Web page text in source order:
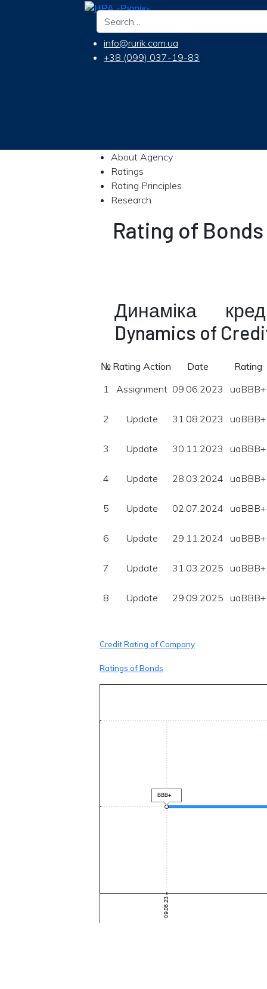
info@rurik.com.ua
+38 (099) 037-19-83
About Agency
Ratings
Rating Principles
Research
Rating of Bonds
Динаміка
Dynamics of
№ Rating Action Date
Rating
1
Assignment 09.06.2023 uaBBB+
2 Update 31.08.2023 uaBBB+
3 Update 30.11.2023 uaBBB+
4 Update 28.03.2024 uaBBB+
5 Update 02.07.2024 uaBBB+
6 Update 29.11.2024 uaBBB+
7 Update 31.03.2025 uaBBB+
8 Update 29.09.2025 uaBBB+
Credit Rating of Company
Ratings of Bonds